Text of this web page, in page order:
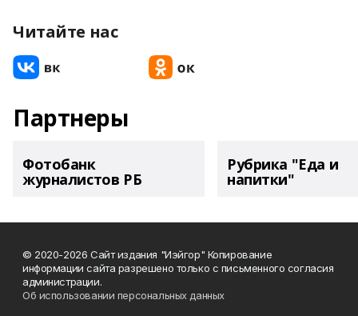
Читайте нас
Партнеры
Фотобанк
журналистов РБ
Рубрика "Еда и
напитки"
© 2020-2026 Сайт издания "Иэйгор" Копирование
информации сайта разрешено только с письменного согласия
администрации.
Об использовании персональных данных